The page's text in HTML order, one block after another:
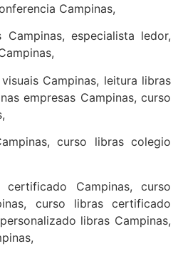
Campinas,
especialista ledor,
Campinas, leitura libras
empresas Campinas, curso
curso libras colegio
Campinas, curso
curso libras certificado
libras Campinas,